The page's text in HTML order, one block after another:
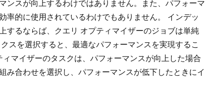
ンスが向上するわけではありません。また、パフォーマ
率的に使用されているわけでもありません。 インデッ
するならば、クエリ オプティマイザーのジョブは単純
スを選択すると、最適なパフォーマンスを実現するこ
マイザーのタスクは、パフォーマンスが向上した場合
み合わせを選択し、パフォーマンスが低下したときにイ